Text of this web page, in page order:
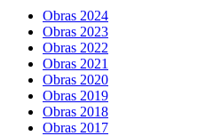
Obras 2024
Obras 2023
Obras 2022
Obras 2021
Obras 2020
Obras 2019
Obras 2018
Obras 2017